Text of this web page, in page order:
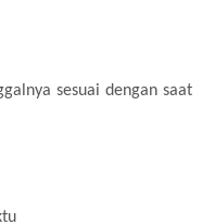
sesuai dengan saat